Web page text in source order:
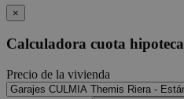
×
Calculadora cuota hipoteca
Precio de la vivienda